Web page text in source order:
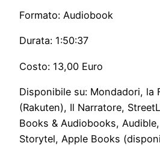
Formato: Audiobook
Durata: 1:50:37
Costo: 13,00 Euro
Disponibile su: Mondadori, la
(Rakuten), Il Narratore,
Books & Audiobooks,
Storytel, Apple Books